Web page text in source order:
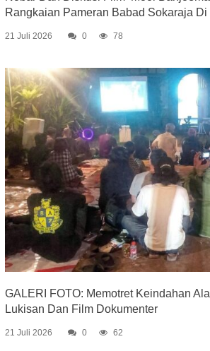
Rangkaian Pameran Babad Sokaraja Di
21 Juli 2026 0 78
GALERI FOTO: Memotret Keindahan
Lukisan Dan Film Dokumenter
21 Juli 2026 0 62